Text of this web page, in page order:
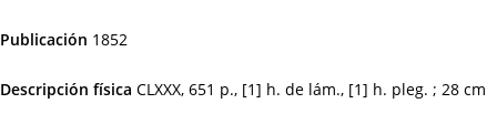
Publicación 1852
Descripción física CLXXX, 651 p., [1] h. de lám., [1] h. pleg. ; 28 cm